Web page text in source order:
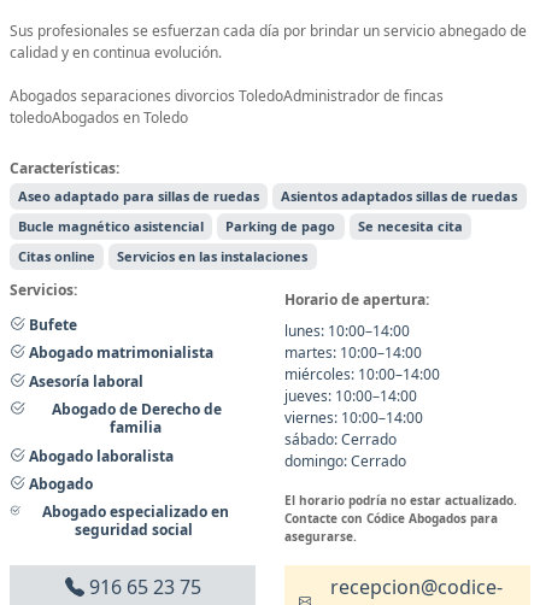
Sus profesionales se esfuerzan cada día por brindar un servicio abnegado de
calidad y en continua evolución.
Abogados separaciones divorcios ToledoAdministrador de fincas
toledoAbogados en Toledo
Características:
Aseo adaptado para sillas de ruedas
Asientos adaptados sillas de ruedas
Bucle magnético asistencial
Parking de pago
Se necesita cita
Citas online
Servicios en las instalaciones
Servicios:
Bufete
Abogado matrimonialista
Asesoría laboral
Abogado de Derecho de
familia
Abogado laboralista
Abogado
Abogado especializado en
seguridad social
Horario de apertura:
lunes: 10:00–14:00
martes: 10:00–14:00
miércoles: 10:00–14:00
jueves: 10:00–14:00
viernes: 10:00–14:00
sábado: Cerrado
domingo: Cerrado
El horario podría no estar actualizado.
Contacte con Códice Abogados para
asegurarse.
916 65 23 75
recepcion@codice-